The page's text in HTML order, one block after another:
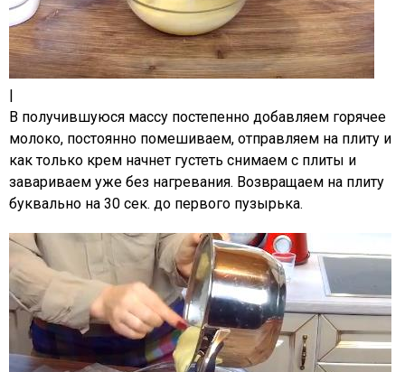
|
В получившуюся массу постепенно добавляем горячее
молоко, постоянно помешиваем, отправляем на плиту и
как только крем начнет густеть снимаем с плиты и
завариваем уже без нагревания. Возвращаем на плиту
буквально на 30 сек. до первого пузырька.